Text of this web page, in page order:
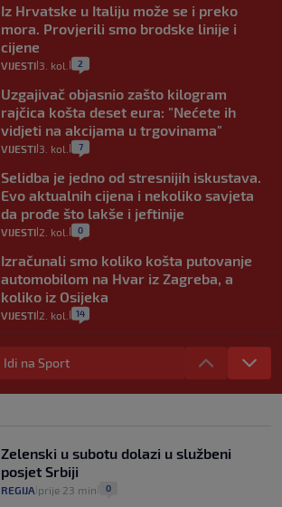
Iz Hrvatske u Italiju može se i preko
mora. Provjerili smo brodske linije i
cijene
VIJESTI 3. kol. 2
Uzgajivač objasnio zašto kilogram
rajčica košta deset eura: "Nećete ih
vidjeti na akcijama u trgovinama"
VIJESTI 3. kol. 7
Selidba je jedno od stresnijih iskustava.
Evo aktualnih cijena i nekoliko savjeta
da prođe što lakše i jeftinije
VIJESTI 2. kol. 0
Izračunali smo koliko košta putovanje
automobilom na Hvar iz Zagreba, a
koliko iz Osijeka
VIJESTI 2. kol. 14
"Kći je otišla na more, a zaboravila
zdravstvenu iskaznicu". Kakva su prava
pacijenata izvan mjesta prebivališta?
VIJESTI 1. kol. 1
Plenković na 15 dana ukine mjere: "Ne bi
se dogodilo ništa. Vlada se zaljubila u te
intervencije"
30. srp. 25
Idi na Sport
Zelenski u subotu dolazi u službeni
posjet Srbiji
REGIJA prije 23 min 0